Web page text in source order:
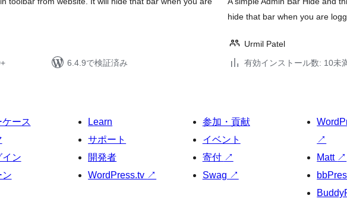
6.4.9で検証済み
hide that bar when you are
Urmil Patel
有効インストール数: 10未
ケース
イン
ン
Learn
サポート
開発者
WordPress.tv ↗
参加・貢献
イベント
寄付 ↗
Swag ↗
↗
Matt ↗